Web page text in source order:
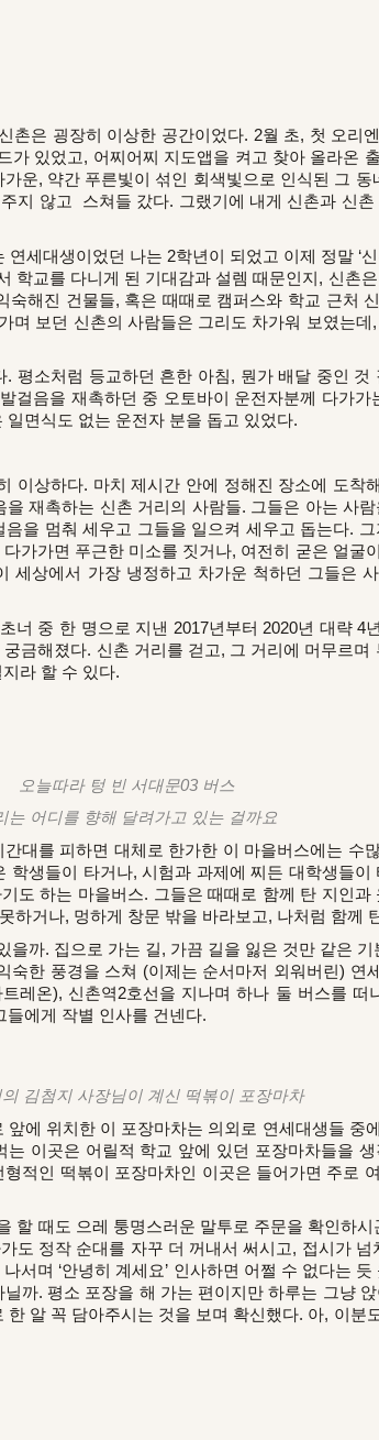
촌은 굉장히 이상한 공간이었다. 2월 초, 첫 오리
가 있었고, 어찌어찌 지도앱을 켜고 찾아 올라온
운, 약간 푸른빛이 섞인 회색빛으로 인식된 그 동
지 않고 스쳐들 갔다. 그랬기에 내게 신촌과 신촌
세대생이었던 나는 2학년이 되었고 이제 정말 ‘
학교를 다니게 된 기대감과 설렘 때문인지, 신촌
숙해진 건물들, 혹은 때때로 캠퍼스와 학교 근처
며 보던 신촌의 사람들은 그리도 차가워 보였는데
평소처럼 등교하던 흔한 아침, 뭔가 배달 중인 것
걸음을 재촉하던 중 오토바이 운전자분께 다가가
면식도 없는 운전자 분을 돕고 있었다.
이상하다. 마치 제시간 안에 정해진 장소에 도착
재촉하는 신촌 거리의 사람들. 그들은 아는 사
을 멈춰 세우고 그들을 일으켜 세우고 돕는다.
가가면 푸근한 미소를 짓거나, 여전히 굳은 얼굴
세상에서 가장 냉정하고 차가운 척하던 그들은
너 중 한 명으로 지낸 2017년부터 2020년 대략 4
금해졌다. 신촌 거리를 걷고, 그 거리에 머무르며
라 할 수 있다.
오늘따라 텅 빈 서대문03 버스
는 어디를 향해 달려가고 있는 걸까요
대를 피하면 대체로 한가한 이 마을버스에는 수
생들이 타거나, 시험과 과제에 찌든 대학생들이
도 하는 마을버스. 그들은 때때로 함께 탄 지인과
하거나, 멍하게 창문 밖을 바라보고, 나처럼 함께
까. 집으로 가는 길, 가끔 길을 잃은 것만 같은
숙한 풍경을 스쳐 (이제는 순서마저 외워버린) 연
레온), 신촌역2호선을 지나며 하나 둘 버스를 떠
들에게 작별 인사를 건넨다.
의 김첨지 사장님이 계신 떡볶이 포장마차
에 위치한 이 포장마차는 의외로 연세대생들 중
이곳은 어릴적 학교 앞에 있던 포장마차들을
적인 떡볶이 포장마차인 이곳은 들어가면 주로
할 때도 으레 퉁명스러운 말투로 주문을 확인하
도 정작 순대를 자꾸 더 꺼내서 써시고, 접시가
서며 ‘안녕히 계세요’ 인사하면 어쩔 수 없다는
까. 평소 포장을 해 가는 편이지만 하루는 그냥
알 꼭 담아주시는 것을 보며 확신했다. 아, 이분